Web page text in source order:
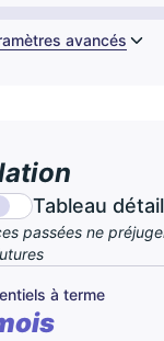
avancés
Tableau
passées ne
à terme